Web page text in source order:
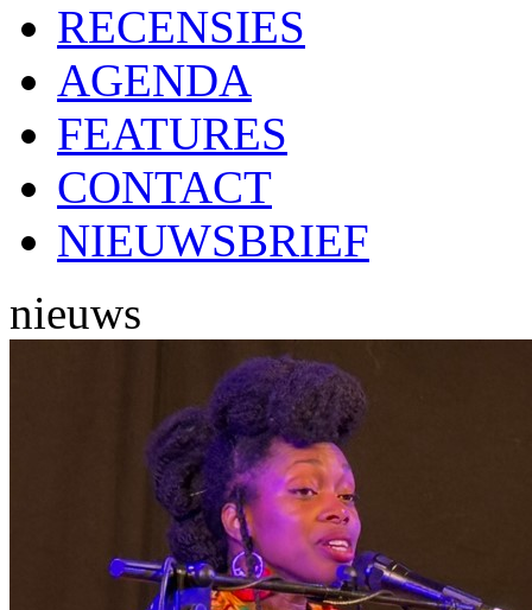
RECENSIES
AGENDA
FEATURES
CONTACT
NIEUWSBRIEF
nieuws